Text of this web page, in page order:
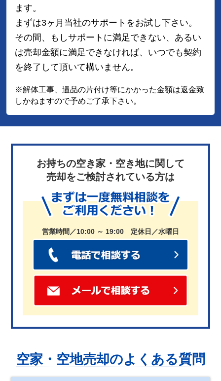
ます。
まずは3ヶ月当社のサポートをお試し下さい。
その間、もしサポートに満足できない、 あるい
は売却金額に満足できなければ、 いつでも契約
を終了して頂いて構いません。
※解体工事、遺品の片付け等にかかった金額は返金致
しかねますので予めご了承下さい。
お持ちの空き家・空き地に関して
売却をご検討されている方は
営業時間／10:00 ～ 19:00 定休日／水曜日
空家・空地売却のよくある質問